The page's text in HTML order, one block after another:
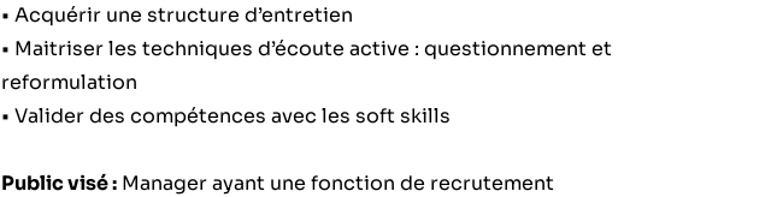
• Acquérir une structure d’entretien
• Maitriser les techniques d’écoute active : questionnement et
reformulation
• Valider des compétences avec les soft skills
Public visé :Manager ayant une fonction de recrutement